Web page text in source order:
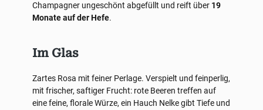
Champagner ungeschönt abgefüllt und reift über 19
Monate auf der Hefe.
Im Glas
Zartes Rosa mit feiner Perlage. Verspielt und feinperlig,
mit frischer, saftiger Frucht: rote Beeren treffen auf
eine feine, florale Würze, ein Hauch Nelke gibt Tiefe und